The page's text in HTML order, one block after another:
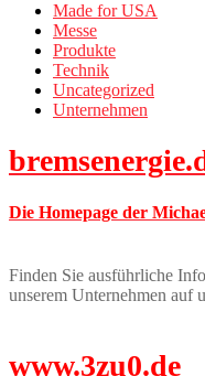
Made for USA
Messe
Produkte
Technik
Uncategorized
Unternehmen
Die Homepage der
Finden Sie ausführliche
unserem Unternehmen auf
www.3zu0.de